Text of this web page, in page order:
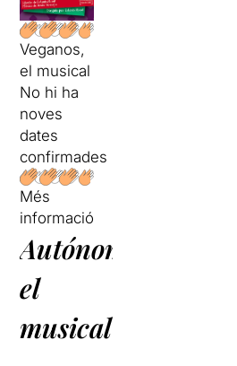
Veganos,
el musical
No hi ha
noves
dates
confirmades
Més
informació
Autónomos,
el
musical